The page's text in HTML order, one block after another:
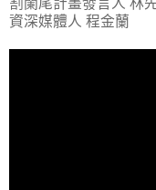
資深媒體人 程金蘭